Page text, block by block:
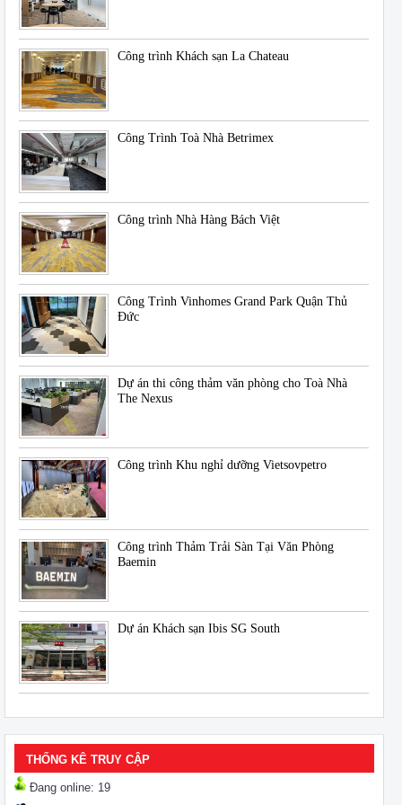
Công trình Khách sạn La Chateau
Công Trình Toà Nhà Betrimex
Công trình Nhà Hàng Bách Việt
Công Trình Vinhomes Grand Park Quận Thủ
Đức
Dự án thi công thảm văn phòng cho Toà Nhà
The Nexus
Công trình Khu nghỉ dưỡng Vietsovpetro
Công trình Thảm Trải Sàn Tại Văn Phòng
Baemin
Dự án Khách sạn Ibis SG South
THỐNG KÊ TRUY CẬP
Đang online: 19